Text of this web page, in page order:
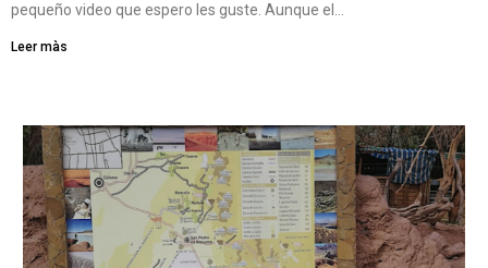
pequeño video que espero les guste. Aunque el…
Leer màs